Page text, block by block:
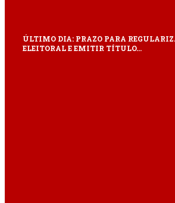
ÚLTIMO DIA: PRAZO PARA
ELEITORAL E EMITIR TÍTULO…